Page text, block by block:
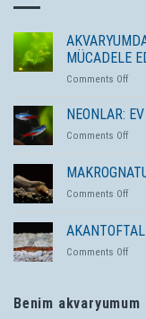
MÜCADELE
Comments Offon
NEONLAR:
Comments Offon
EV
Comments Offon
–
Comments Offon
YILAN
Benim akvaryumum